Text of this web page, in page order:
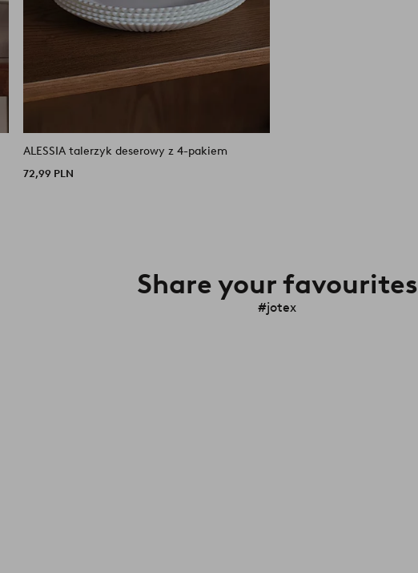
ALESSIA talerzyk deserowy z 4-pakiem
72,99 PLN
Share your favourites
#jotex